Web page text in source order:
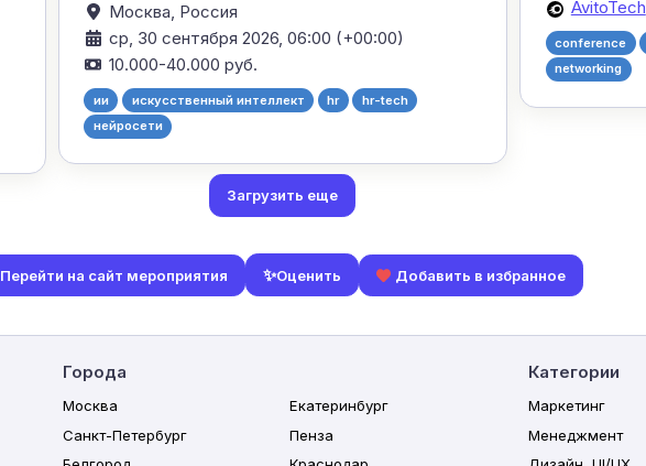
Москва, Россия
ср, 30 сентября 2026, 06:00 (+00:00)
10.000-40.000 руб.
ии искусственный интеллект hr
hr-tech
нейросети
AvitoTech
conference
networking
Загрузить еще
Перейти на сайт мероприятия ✨Оценить Добавить в избранное
Города
Москва
Санкт-Петербург
Екатеринбург
Пенза
Категории
Маркетинг
Менеджмент